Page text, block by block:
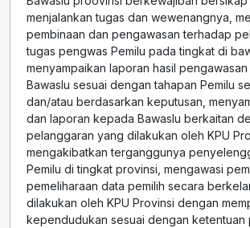
menjalankan tugas dan wewenangnya,
pembinaan dan pengawasan terhadap
tugas pengwas Pemilu pada tingkat di
menyampaikan laporan hasil
Bawaslu sesuai dengan tahapan Pemilu
dan/atau berdasarkan keputusan,
dan laporan kepada Bawaslu berkaitan
pelanggaran yang dilakukan oleh KPU
mengakibatkan terganggunya
Pemilu di tingkat provinsi, mengawasi
pemeliharaan data pemilih secara
dilakukan oleh KPU Provinsi dengan
kependudukan sesuai dengan ketentuan